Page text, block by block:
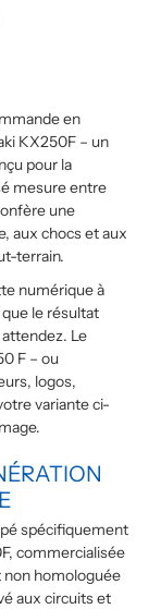
en
KX250F – un
pour la
mesure entre
une
aux chocs et aux
terrain.
numérique à
le résultat
Le
F – ou
logos,
variante ci-
spécifiquement
commercialisée
homologuée
aux circuits et